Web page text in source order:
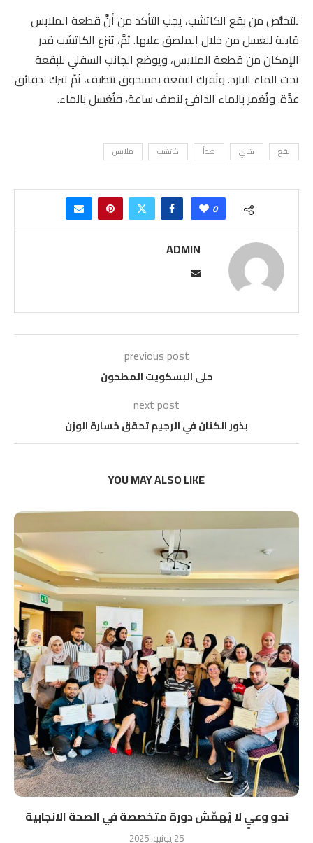
للتخلُّص من بقع الكاتشب، يجب التأكد من أنَّ قطعة الملابس
قابلة للغسل من خلال الملصق عليها. ثمَّ، يُنزع الكاتشب قدر
الإمكان من قطعة الملابس، ويوضع الجانب السفلي للبقعة
تحت الماء البارد. وتُفرك البقعة بمسحوق تنظيف، ثمَّ تترك لدقائق
عدَّة. وتُغمر بالماء الدافئ لنصف ساعة، فتُغسل بالماء.
بقع شاي صدأ كاتشب ملابس
0
ADMIN
previous post
حلى البسكويت المطحون
next post
بذور الكتان في الرجيم تحقق خسارة الوزن
YOU MAY ALSO LIKE
نحو وعيٍ لا يُهمَّش دورة متخصصة في الصحة الانجابية
25 يونيو، 2025